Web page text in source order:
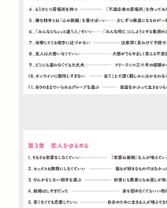
雑誌2022/09/28
「ちいさななかま」11月号で
さん）
WEB2022/09/21
スペシャル対談」
新聞2022/09/20
新潟日報で紹介されました。